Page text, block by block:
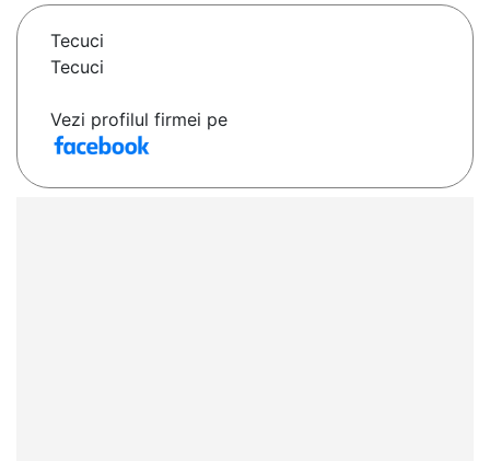
Tecuci
Tecuci
Vezi profilul firmei pe